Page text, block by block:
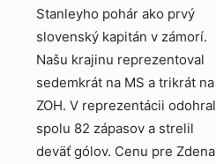
Stanleyho pohár ako prvý
slovenský kapitán v zámorí.
Našu krajinu reprezentoval
sedemkrát na MS a trikrát na
ZOH. V reprezentácii odohral
spolu 82 zápasov a strelil
deväť gólov. Cenu pre Zdena